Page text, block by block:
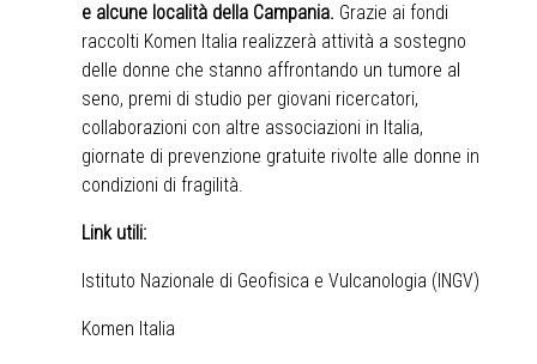
e alcune località della Campania. Grazie ai fondi
raccolti Komen Italia realizzerà attività a sostegno
delle donne che stanno affrontando un tumore al
seno, premi di studio per giovani ricercatori,
collaborazioni con altre associazioni in Italia,
giornate di prevenzione gratuite rivolte alle donne in
condizioni di fragilità.
Link utili:
Istituto Nazionale di Geofisica e Vulcanologia (INGV)
Komen Italia